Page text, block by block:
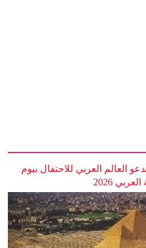
العالم العربي للاحتفال بيوم
2026